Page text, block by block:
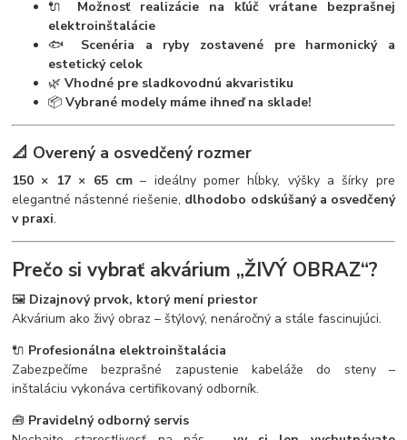
🔌 Možnosť realizácie na kľúč vrátane bezprašnej
elektroinštalácie
🐟 Scenéria a ryby zostavené pre harmonický a
estetický celok
🌿Vhodné pre sladkovodnú akvaristiku
📦Vybrané modely máme ihneď na sklade!
📐 Overený a osvedčený rozmer
150 × 17 × 65 cm– ideálny pomer hĺbky, výšky a šírky pre
elegantné nástenné riešenie, dlhodobo odskúšaný a osvedčený
v praxi.
Prečo si vybrať akvárium „ŽIVÝ OBRAZ“?
🖼️ Dizajnový prvok, ktorý mení priestor
Akvárium ako živý obraz – štýlový, nenáročný a stále fascinujúci.
🔌 Profesionálna elektroinštalácia
Zabezpečíme bezprašné zapustenie kabeláže do steny –
inštaláciu vykonáva certifikovaný odborník.
🧰 Pravidelný odborný servis